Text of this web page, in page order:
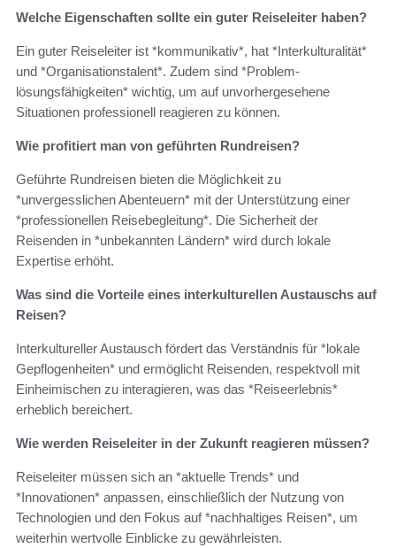
Welche Eigenschaften sollte ein guter Reiseleiter haben?
Ein guter Reiseleiter ist *kommunikativ*, hat *Interkulturalität*
und *Organisationstalent*. Zudem sind *Problem­
lösungsfähigkeiten* wichtig, um auf unvorhergesehene
Situationen professionell reagieren zu können.
Wie profitiert man von geführten Rundreisen?
Geführte Rundreisen bieten die Möglichkeit zu
*unvergesslichen Abenteuern* mit der Unterstützung einer
*professionellen Reisebegleitung*. Die Sicherheit der
Reisenden in *unbekannten Ländern* wird durch lokale
Expertise erhöht.
Was sind die Vorteile eines interkulturellen Austauschs auf
Reisen?
Interkultureller Austausch fördert das Verständnis für *lokale
Gepflogenheiten* und ermöglicht Reisenden, respektvoll mit
Einheimischen zu interagieren, was das *Reiseerlebnis*
erheblich bereichert.
Wie werden Reiseleiter in der Zukunft reagieren müssen?
Reiseleiter müssen sich an *aktuelle Trends* und
*Innovationen* anpassen, einschließlich der Nutzung von
Technologien und den Fokus auf *nachhaltiges Reisen*, um
weiterhin wertvolle Einblicke zu gewährleisten.